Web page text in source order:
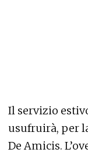
Il servizio
usufruirà, per
De Amicis.